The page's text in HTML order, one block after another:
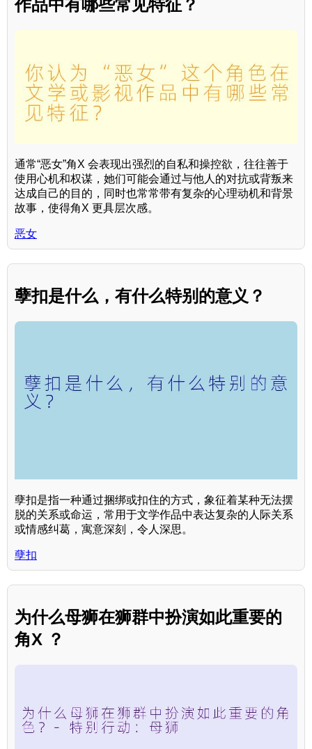
作品中有哪些常见特征？
通常“恶女”角X 会表现出强烈的自私和操控欲，往往善于
使用心机和权谋，她们可能会通过与他人的对抗或背叛来
达成自己的目的，同时也常常带有复杂的心理动机和背景
故事，使得角X 更具层次感。
恶女
孽扣是什么，有什么特别的意义？
孽扣是指一种通过捆绑或扣住的方式，象征着某种无法摆
脱的关系或命运，常用于文学作品中表达复杂的人际关系
或情感纠葛，寓意深刻，令人深思。
孽扣
为什么母狮在狮群中扮演如此重要的
角X ？